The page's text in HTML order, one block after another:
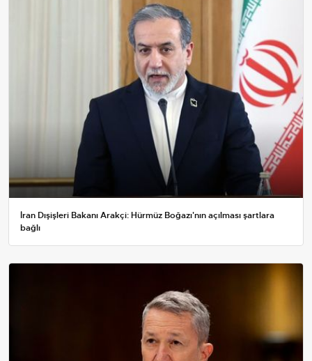
İran Dışişleri Bakanı Arakçi: Hürmüz Boğazı'nın açılması şartlara
bağlı